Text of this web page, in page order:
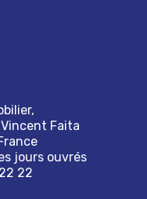
Faita
jours ouvrés
22